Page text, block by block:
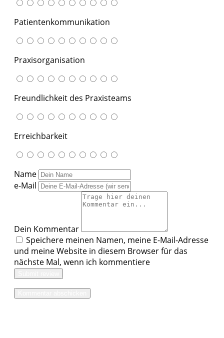
Patientenkommunikation
Praxisorganisation
Freundlichkeit des Praxisteams
Erreichbarkeit
Name
e-Mail
Dein Kommentar
Speichere meinen Namen, meine E-Mail-Adresse
und meine Website in diesem Browser für das
nächste Mal, wenn ich kommentiere